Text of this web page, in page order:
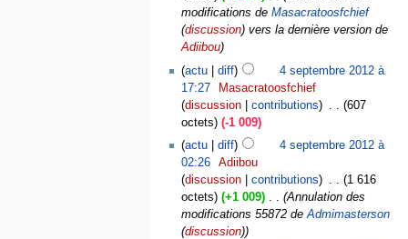
modifications deMasacratoosfchief
(discussion) vers la dernière version de
Adiibou
actu
diff
4 septembre 2012 à
17:27
Masacratoosfchief
discussion
contributions
607
octets
-1 009
actu
diff
4 septembre 2012 à
02:26
Adiibou
discussion
contributions
1 616
octets
+1 009
Annulation des
modifications 55872 deAdmimasterson
(discussion)